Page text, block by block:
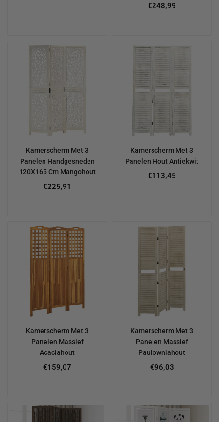
€248,99
Kamerscherm Met 3
Panelen Handgesneden
120X165 Cm Mangohout
€225,91
Kamerscherm Met 3
Panelen Hout Antiekwit
€113,45
Kamerscherm Met 3
Panelen Massief
Acaciahout
€159,07
Kamerscherm Met 3
Panelen Massief
Paulowniahout
€96,03